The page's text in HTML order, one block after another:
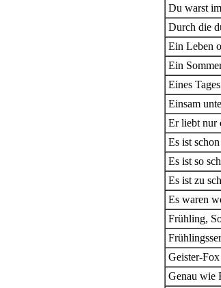
Du warst
Durch die
Ein Leben
Ein
Eines
Einsam
Er liebt nur
Es ist
Es ist so
Es ist zu
Es waren
Frühling,
Geister-Fox
Genau wie